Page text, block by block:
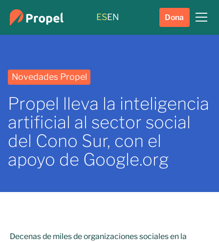
ESEN Dona
Novedades Propel
Propel lleva la inteligencia
artificial al sector social
del Cono Sur, con el
apoyo de Google.org
Decenas de miles de organizaciones sociales en la